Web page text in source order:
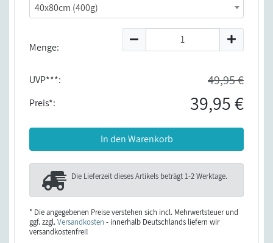
40x80cm (400g)
Menge:
UVP***: 49,95 €
Preis*: 39,95 €
In den Warenkorb
Die Lieferzeit dieses Artikels beträgt1-2 Werktage.
* Die angegebenen Preise verstehen sich incl. Mehrwertsteuer und
ggf. zzgl.Versandkosten - innerhalb Deutschlands liefern wir
versandkostenfrei!